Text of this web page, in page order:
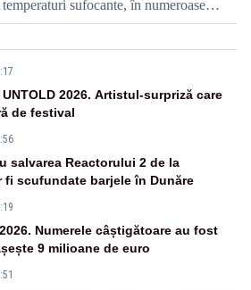
sufocante, în numeroase
sud au fost emise avertizări de vijelii,
torențiale.
2026. Artistul-surpriză care
de festival
salvarea Reactorului 2 de la
fi scufundate barjele în Dunăre
Numerele câștigătoare au fost
9 milioane de euro